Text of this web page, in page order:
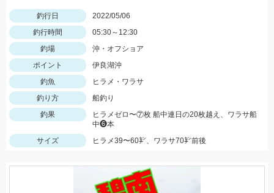
釣行日
2022/05/06
釣行時間
05:30～12:30
釣場
沖・オフショア
ポイント
伊良湖沖
釣魚
ヒラメ・ワラサ
釣り方
船釣り
釣果
ヒラメゼロ〜⑦枚 船中連日の20枚越え、ワラサ船
中❻本
サイズ
ヒラメ39〜60㌢、ワラサ70㌢前後